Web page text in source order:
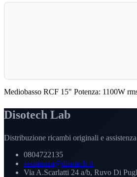
Mediobasso RCF 15" Potenza: 1100W
Disotech Lab
Distribuzione ricambi originali e
0804722135
assistenza@disotech.it
Via A.Scarlatti 24 a/b, Ruvo Di